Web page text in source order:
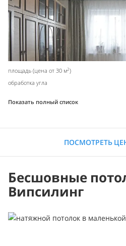
площадь (цена от 30 м2)
обработка угла
Показать полный список
ПОСМОТРЕТЬ
Бесшовные
Випсилинг